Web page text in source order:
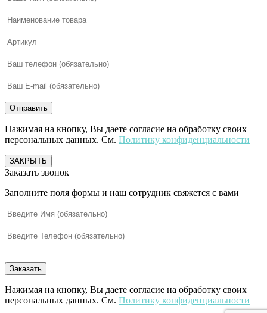
Нажимая на кнопку, Вы даете согласие на обработку своих
персональных данных. См. Политику конфиденциальности
ЗАКРЫТЬ
Заказать звонок
Заполните поля формы и наш сотрудник свяжется с вами
Нажимая на кнопку, Вы даете согласие на обработку своих
персональных данных. См. Политику конфиденциальности